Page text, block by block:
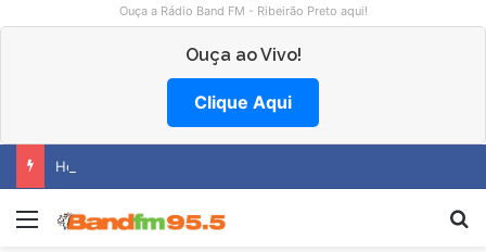
Ouça a Rádio Band FM - Ribeirão Preto aqui!
Ouça ao Vivo!
Clique Aqui
Hemocentro abre vagas na região
Menu